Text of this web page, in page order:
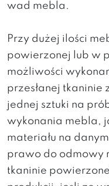
wad mebla.
Przy dużej ilości
powierzonej lub w
możliwości
przesłanej tkaninie
jednej sztuki na
wykonania mebla,
materiału na
prawo do odmowy
tkaninie